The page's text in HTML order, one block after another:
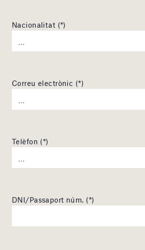
Nacionalitat (*)
Correu electrònic (*)
Telèfon (*)
DNI/Passaport núm. (*)